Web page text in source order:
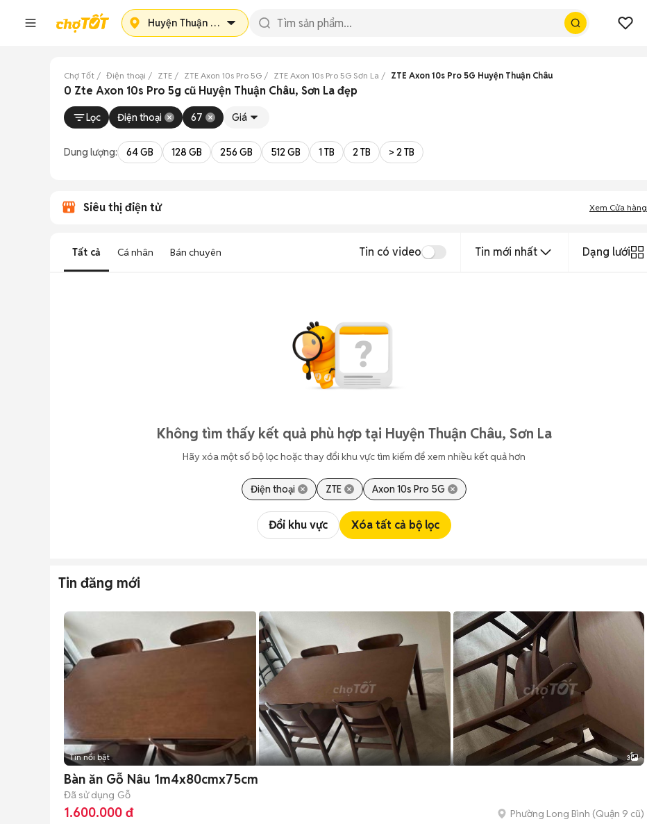
Huyện Thuận Châu
Chợ Tốt Điện thoại ZTE ZTE Axon 10s Pro 5G ZTE Axon 10s Pro 5G Sơn La ZTE Axon 10s Pro 5G Huyện Thuận Châu
0 Zte Axon 10s Pro 5g cũ Huyện Thuận Châu, Sơn La đẹp
Lọc Điện thoại 67 Giá
Dung lượng: 64 GB 128 GB 256 GB 512 GB 1 TB 2 TB > 2 TB
Siêu thị điện tử Xem Cửa hàng
Tất cả Cá nhân Bán chuyên Tin có video Tin mới nhất Dạng lưới
Không tìm thấy kết quả phù hợp tại Huyện Thuận Châu, Sơn La
Hãy xóa một số bộ lọc hoặc thay đổi khu vực tìm kiếm để xem nhiều kết quả hơn
Điện thoại ZTE Axon 10s Pro 5G
Đổi khu vực Xóa tất cả bộ lọc
Tin đăng mới
Tin nổi bật 3
Bàn ăn Gỗ Nâu 1m4x80cmx75cm
Đã sử dụng Gỗ
1.600.000 đ Phường Long Bình (Quận 9 cũ)